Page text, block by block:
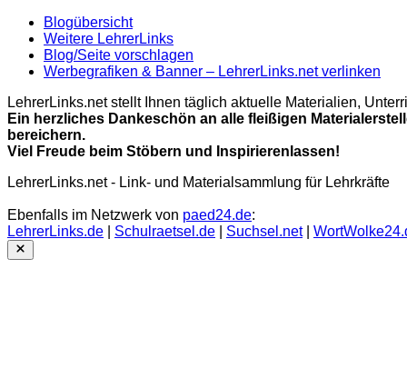
Blogübersicht
Weitere LehrerLinks
Blog/Seite vorschlagen
Werbegrafiken & Banner – LehrerLinks.net verlinken
LehrerLinks.net stellt Ihnen täglich aktuelle Materialien,
Ein herzliches Dankeschön an alle fleißigen
bereichern.
Viel Freude beim Stöbern und Inspirierenlassen!
LehrerLinks.net - Link- und Materialsammlung für Lehrkräfte
Ebenfalls im Netzwerk von paed24.de:
LehrerLinks.de
Schulraetsel.de Suchsel.net|
Close